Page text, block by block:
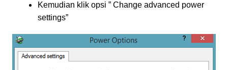
Kemudian klik opsi ” Change advanced power
settings”